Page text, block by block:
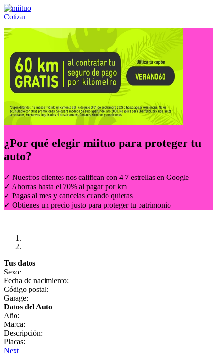
Cotizar
Llámanos al:(55) 84-21-05-00 ó
¿Por qué elegir miituo para proteger tu
auto?
✓ Nuestros clientes nos califican con 4.7 estrellas en Google
✓ Ahorras hasta el 70% al pagar por km
✓ Pagas al mes y cancelas cuando quieras
✓ Obtienes un precio justo para proteger tu patrimonio
Tus datos
Sexo:
Fecha de nacimiento:
Código postal:
Garage:
Datos del Auto
Año:
Marca:
Descripción:
Placas:
Next